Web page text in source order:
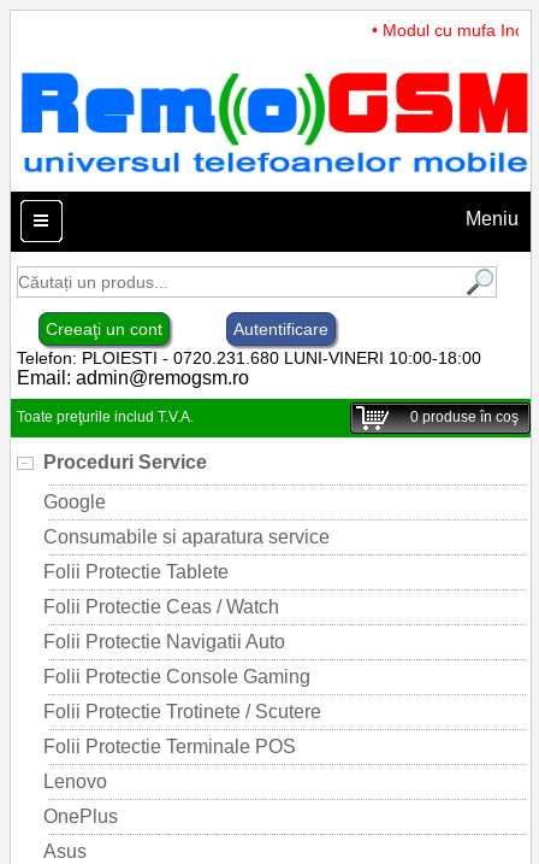
• Modul cu mufa
Meniu
Creeaţi un cont
Autentificare
Telefon: PLOIESTI - 0720.231.680 LUNI-VINERI 10:00-18:00
Email: admin@remogsm.ro
Toate preţurile includ T.V.A. 0produse în coş
Proceduri Service
Google
Consumabile si aparatura service
Folii Protectie Tablete
Folii Protectie Ceas / Watch
Folii Protectie Navigatii Auto
Folii Protectie Console Gaming
Folii Protectie Trotinete / Scutere
Folii Protectie Terminale POS
Lenovo
OnePlus
Asus